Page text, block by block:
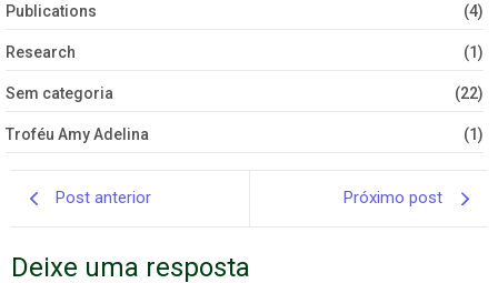
Publications (4)
Research (1)
Sem categoria (22)
Troféu Amy Adelina (1)
Post anterior Próximo post
Deixe uma resposta